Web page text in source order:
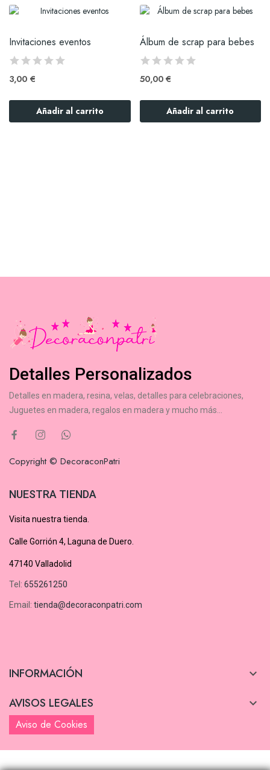
Invitaciones eventos
3,00 €
Añadir al carrito
Álbum de scrap para bebes
50,00 €
Añadir al carrito
Detalles Personalizados
Detalles en madera, resina, velas, detalles para celebraciones,
Juguetes en madera, regalos en madera y mucho más...
Copyright © DecoraconPatri
NUESTRA TIENDA
Visita nuestra tienda.
Calle Gorrión 4, Laguna de Duero.
47140 Valladolid
Tel: 655261250
Email: tienda@decoraconpatri.com
INFORMACIÓN 
AVISOS LEGALES 
Aviso de Cookies